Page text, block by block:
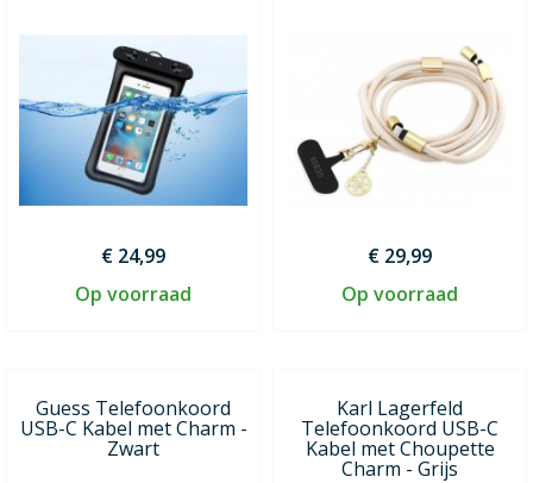
€ 24,99
Op voorraad
€ 29,99
Op voorraad
Guess Telefoonkoord
USB-C Kabel met Charm -
Zwart
Karl Lagerfeld
Telefoonkoord USB-C
Kabel met Choupette
Charm - Grijs